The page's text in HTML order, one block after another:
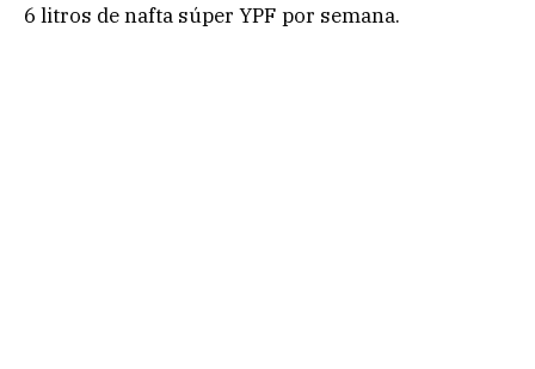
6 litros de nafta súper YPF por semana.